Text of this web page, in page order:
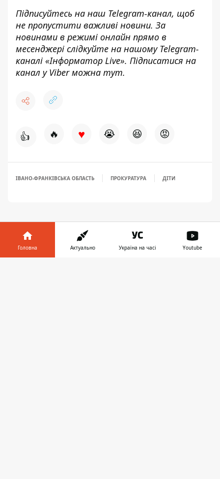
Підписуйтесь на наш Telegram-канал, щоб
не пропустити важливі новини. За
новинами в режимі онлайн прямо в
месенджері слідкуйте на нашому Telegram-
каналі «Інформатор Live». Підписатися на
канал у Viber можна тут.
👍 🔥 ♥ 😭 😆 😡
ІВАНО-ФРАНКІВСЬКА ОБЛАСТЬ ПРОКУРАТУРА ДІТИ
Головна Актуально Україна на часі Youtube